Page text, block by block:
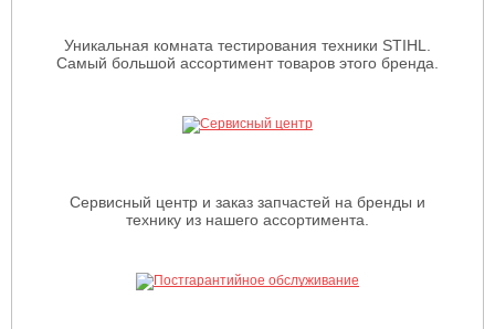
Уникальная комната тестирования техники STIHL.
Самый большой ассортимент товаров этого бренда.
Сервисный центр и заказ запчастей на бренды и
технику из нашего ассортимента.